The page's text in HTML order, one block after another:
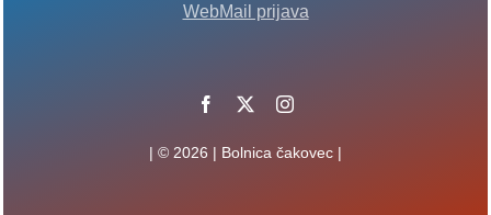
WebMail prijava
| © 2026 | Bolnica čakovec |